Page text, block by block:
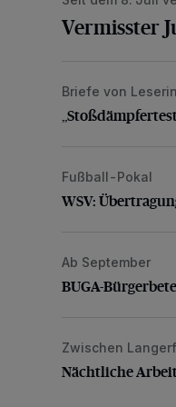
Vermisster
Briefe von
WSV:
Fußball-Pokal
WSV:
BUGA-
Ab September
BUGA-
Nächtliche
Zwischen
Nächtliche